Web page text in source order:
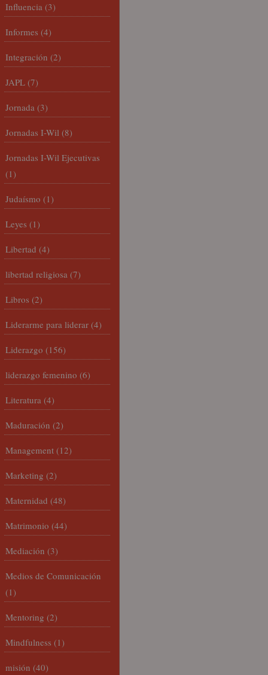
Influencia (3)
Informes (4)
Integración (2)
JAPL (7)
Jornada (3)
Jornadas I-Wil (8)
Jornadas I-Wil Ejecutivas
(1)
Judaísmo (1)
Leyes (1)
Libertad (4)
libertad religiosa (7)
Libros (2)
Liderarme para liderar (4)
Liderazgo (156)
liderazgo femenino (6)
Literatura (4)
Maduración (2)
Management (12)
Marketing (2)
Maternidad (48)
Matrimonio (44)
Mediación (3)
Medios de Comunicación
(1)
Mentoring (2)
Mindfulness (1)
misión (40)